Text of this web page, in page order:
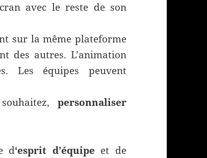
avec le reste de son
sur la même plateforme
des autres. L’animation
équipes peuvent
personnaliser
d‘esprit d’équipe et de